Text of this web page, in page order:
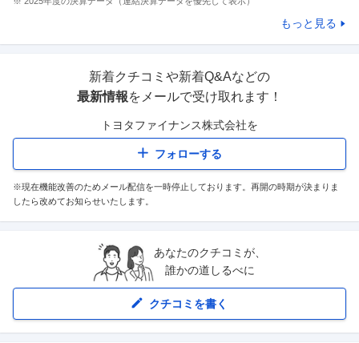
もっと見る
新着クチコミや新着Q&Aなどの
最新情報をメールで受け取れます！
トヨタファイナンス株式会社を
フォローする
※現在機能改善のためメール配信を一時停止しております。再開の時期が決まりま
したら改めてお知らせいたします。
あなたのクチコミが、
誰かの道しるべに
クチコミを書く